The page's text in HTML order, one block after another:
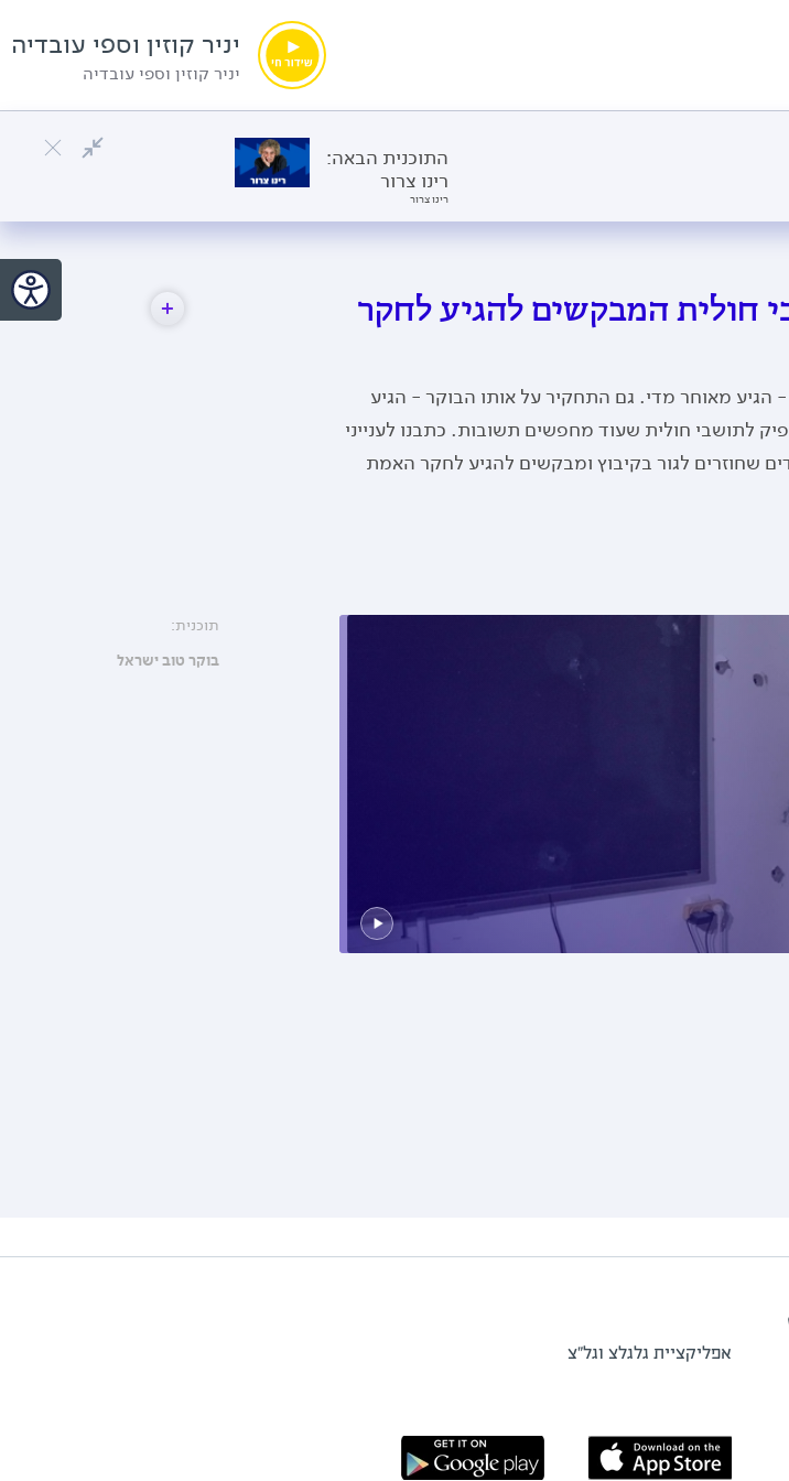
יניר קוזין וספי עובדיה
יניר קוזין וספי עובדיה
התוכנית הבאה:
רינו צרור
רינו צרור
חולית המבקשים להגיע לחקר
בבוקר 7.10 בקיבוץ חולית, צה"ל - הגיע מאוחר מדי. גם התחקיר על אותו הבוקר - הגיע
לתושבי חולית שעוד מחפשים תשובות. כתבנו לענייני
שחוזרים לגור בקיבוץ ומבקשים להגיע לחקר האמת
תוכנית:
בוקר טוב ישראל
אפליקציית גלגלצ וגל"צ